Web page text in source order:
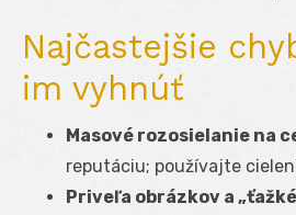
Najčastejšie
im vyhnúť
Masové rozosielanie na
reputáciu; používajte
Priveľa obrázkov a